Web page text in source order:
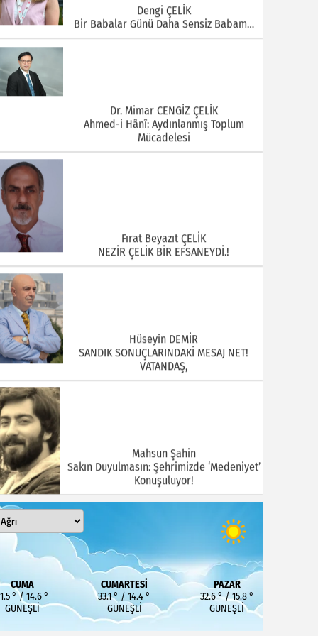
Dengi ÇELİK
Bir Babalar Günü Daha Sensiz Babam…
Dr. Mimar CENGİZ ÇELİK
Ahmed-i Hânî: Aydınlanmış Toplum
Mücadelesi
Fırat Beyazıt ÇELİK
NEZİR ÇELİK BİR EFSANEYDİ.!
Hüseyin DEMİR
SANDIK SONUÇLARINDAKİ MESAJ NET!
VATANDAŞ,
Mahsun Şahin
Sakın Duyulmasın: Şehrimizde ‘Medeniyet’
Konuşuluyor!
MEHMET KOÇ
DOĞUBAYAZIT ASLINDA BİR İNANÇ
MERKEZİDİR
CUMA
° / 14.6 °
GÜNEŞLI
CUMARTESI
33.1 ° / 14.4 °
GÜNEŞLI
PAZAR
32.6 ° / 15.8 °
GÜNEŞLI